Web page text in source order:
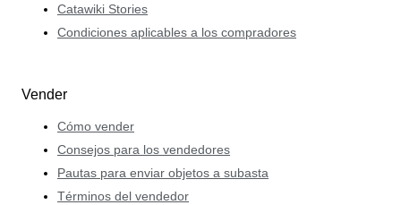
Catawiki Stories
Condiciones aplicables a los compradores
Vender
Cómo vender
Consejos para los vendedores
Pautas para enviar objetos a subasta
Términos del vendedor